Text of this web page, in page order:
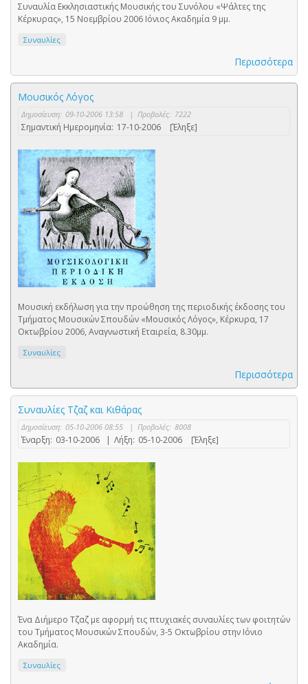
Συναυλία Εκκλησιαστικής Μουσικής του Συνόλου «Ψάλτες της
Κέρκυρας», 15 Νοεμβρίου 2006 Ιόνιος Ακαδημία 9 μμ.
Συναυλίες
Περισσότερα
Μουσικός Λόγος
Δημοσίευση: 09-10-2006 13:58 | Προβολές: 7222
Σημαντική Ημερομηνία: 17-10-2006 [Έληξε]
Μουσική εκδήλωση για την προώθηση της περιοδικής έκδοσης του
Τμήματος Μουσικών Σπουδών «Μουσικός Λόγος», Κέρκυρα, 17
Οκτωβρίου 2006, Αναγνωστική Εταιρεία, 8.30μμ.
Συναυλίες
Περισσότερα
Συναυλίες Τζαζ και Κιθάρας
Δημοσίευση: 05-10-2006 08:55 | Προβολές: 8008
Έναρξη: 03-10-2006 | Λήξη: 05-10-2006 [Έληξε]
Ένα Διήμερο Τζαζ με αφορμή τις πτυχιακές συναυλίες των φοιτητών
του Τμήματος Μουσικών Σπουδών, 3-5 Οκτωβρίου στην Ιόνιο
Ακαδημία.
Συναυλίες